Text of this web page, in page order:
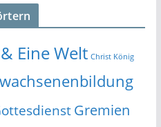
Eine Welt Christ König
Gremien